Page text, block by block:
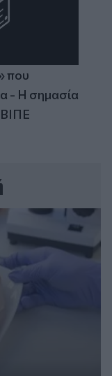
που
- Η σημασία